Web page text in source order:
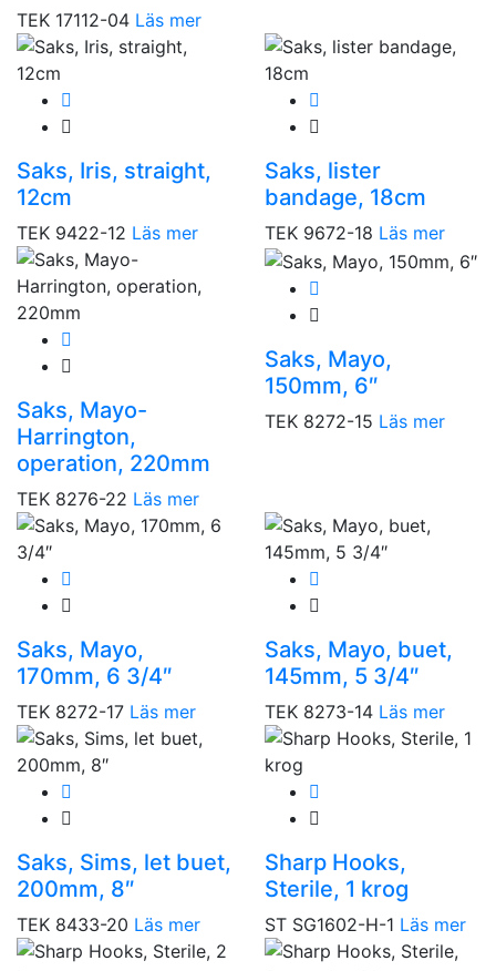
TEK 17112-04 Läs mer
Saks, Iris, straight,
12cm
TEK 9422-12 Läs mer
Saks, lister
bandage, 18cm
TEK 9672-18 Läs mer
Saks, Mayo-
Harrington,
operation, 220mm
TEK 8276-22 Läs mer
Saks, Mayo,
150mm, 6″
TEK 8272-15 Läs mer
Saks, Mayo,
170mm, 6 3/4″
TEK 8272-17 Läs mer
Saks, Mayo, buet,
145mm, 5 3/4″
TEK 8273-14 Läs mer
Saks, Sims, let buet,
200mm, 8″
TEK 8433-20 Läs mer
Sharp Hooks,
Sterile, 1 krog
ST SG1602-H-1 Läs mer